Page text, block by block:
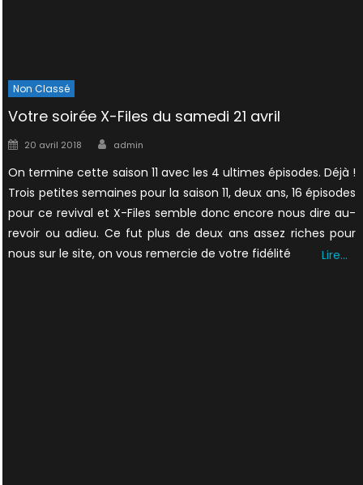
Non Classé
Votre soirée X-Files du samedi 21 avril
Posted
20 avril 2018 Author
admin
On termine cette saison 11 avec les 4 ultimes épisodes. Déjà !
Trois petites semaines pour la saison 11, deux ans, 16 épisodes
pour ce revival et X-Files semble donc encore nous dire au-
revoir ou adieu. Ce fut plus de deux ans assez riches pour
nous sur le site, on vous remercie de votre fidélité
Lire…